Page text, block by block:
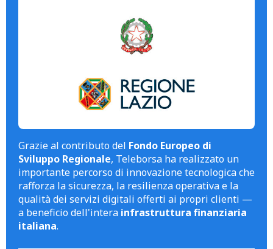
Grazie al contributo del Fondo Europeo di
Sviluppo Regionale, Teleborsa ha realizzato un
importante percorso di innovazione tecnologica che
rafforza la sicurezza, la resilienza operativa e la
qualità dei servizi digitali offerti ai propri clienti —
a beneficio dell'intera infrastruttura finanziaria
italiana.